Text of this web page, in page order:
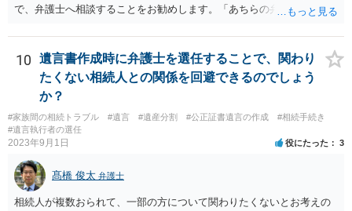
で、弁護士へ相談することをお勧めします。「あちらの弁護士」（元
誘導しかしてこないと思います。
10
遺言書作成時に弁護士を選任することで、関わり
たくない相続人との関係を回避できるのでしょう
か？
#家族間の相続トラブル #遺言 #遺産分割 #公正証書遺言の作成
#相続手続き
#遺言執行者の選任
2023年9月1日 役にたった 3
髙橋 俊太 弁護士
相続人が複数おられて、一部の方について関わりたくないとお考えの